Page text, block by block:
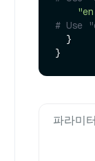
# Use
파라미터